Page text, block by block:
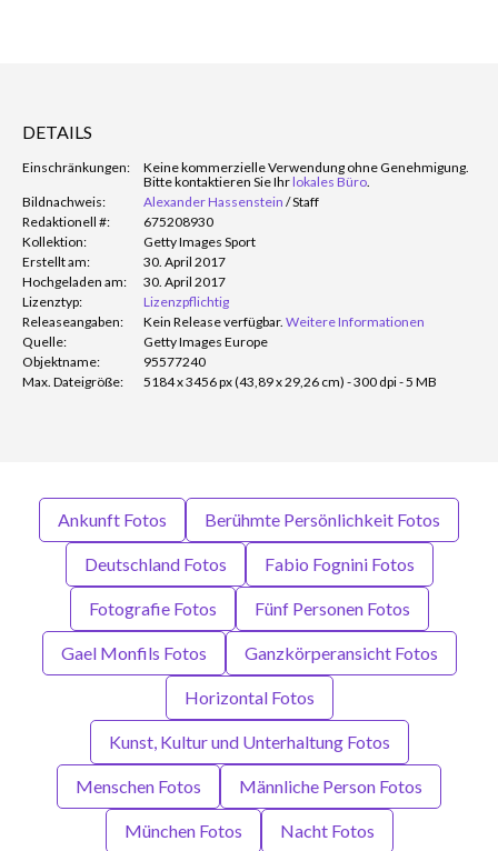
DETAILS
Einschränkungen:
Keine kommerzielle Verwendung ohne Genehmigung.
Bitte kontaktieren Sie Ihrlokales Büro
Bildnachweis:
Alexander Hassenstein /Staff
Redaktionell #:
675208930
Kollektion:
Getty Images Sport
Erstellt am:
30. April 2017
Hochgeladen am:
30. April 2017
Lizenztyp:
Lizenzpflichtig
Releaseangaben:
Kein Release verfügbar. Weitere Informationen
Quelle:
Getty Images Europe
Objektname:
95577240
Max. Dateigröße:
5184 x 3456 px (43,89 x 29,26 cm) - 300 dpi - 5 MB
Ankunft Fotos Berühmte Persönlichkeit Fotos
Deutschland Fotos Fabio Fognini Fotos
Fotografie Fotos Fünf Personen Fotos
Gael Monfils Fotos Ganzkörperansicht Fotos
Horizontal Fotos
Kunst, Kultur und Unterhaltung Fotos
Menschen Fotos Männliche Person Fotos
München Fotos Nacht Fotos